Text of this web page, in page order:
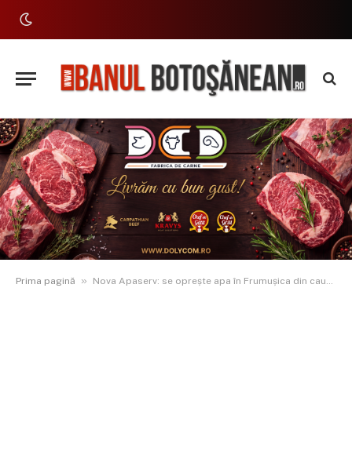
Prima pagină » Nova Apaserv: se oprește apa în Frumușica din cauza unei probleme tehnice